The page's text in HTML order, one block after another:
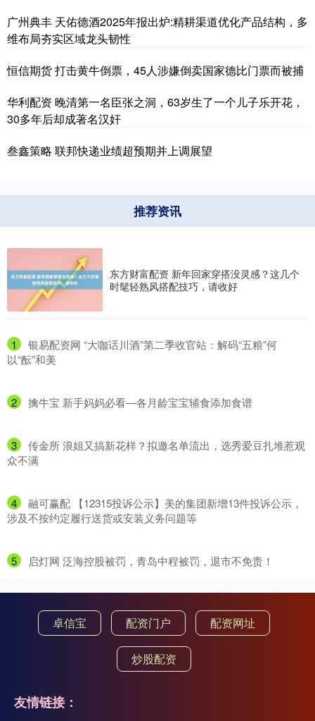
广州典丰 天佑德酒2025年报出炉:精耕渠道优化产品结构，多
维布局夯实区域龙头韧性
恒信期货 打击黄牛倒票，45人涉嫌倒卖国家德比门票而被捕
华利配资 晚清第一名臣张之洞，63岁生了一个儿子乐开花，
30多年后却成著名汉奸
叁鑫策略 联邦快递业绩超预期并上调展望
推荐资讯
东方财富配资 新年回家穿搭没灵感？这几个
时髦轻熟风搭配技巧，请收好
1
​银易配资网 “大咖话川酒”第二季收官站：解码“五粮”何
以“酝”和美
2 ​擒牛宝 新手妈妈必看—各月龄宝宝辅食添加食谱
3
​传金所 浪姐又搞新花样？拟邀名单流出，选秀爱豆扎堆惹观
众不满
4
​融可赢配 【12315投诉公示】美的集团新增13件投诉公示，
涉及不按约定履行送货或安装义务问题等
5 ​启灯网 泛海控股被罚，青岛中程被罚，退市不免责！
卓信宝 配资门户 配资网址
炒股配资
友情链接：